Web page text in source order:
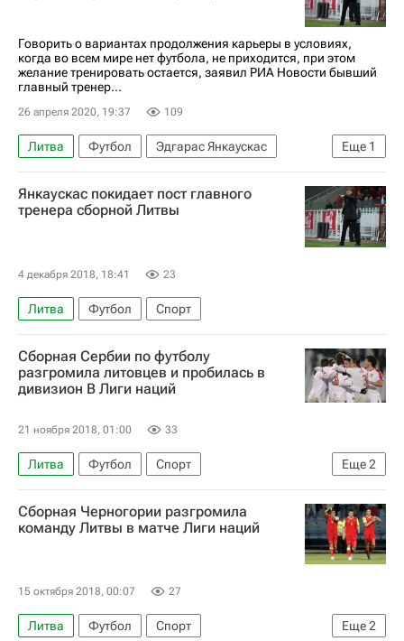
Говорить о вариантах продолжения карьеры в условиях,
когда во всем мире нет футбола, не приходится, при этом
желание тренировать остается, заявил РИА Новости бывший
главный тренер...
26 апреля 2020, 19:37 109
Еще 1
Литва Футбол
Эдгарас Янкаускас
Спорт в условиях пандемии коронавируса
Янкаускас покидает пост главного
тренера сборной Литвы
4 декабря 2018, 18:41 23
Литва Футбол Спорт
Сборная Сербии по футболу
разгромила литовцев и пробилась в
дивизион В Лиги наций
21 ноября 2018, 01:00 33
Еще2
Литва Футбол
Спорт
Лига наций УЕФА. Лига A
Сербия
Сборная Черногории разгромила
команду Литвы в матче Лиги наций
15 октября 2018, 00:07 27
Еще2
Литва Футбол
Спорт